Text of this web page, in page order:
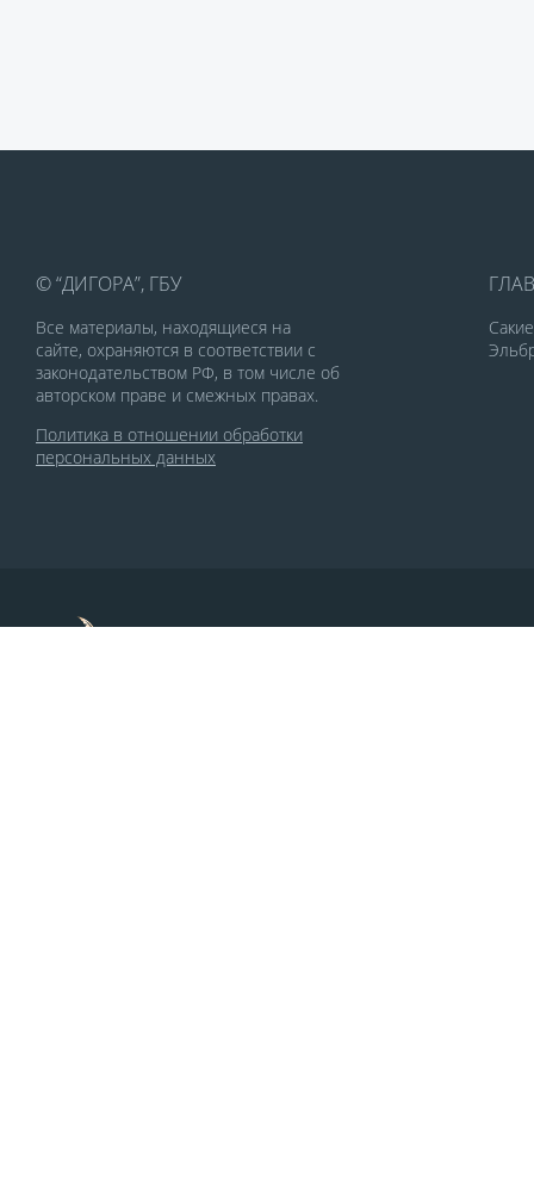
© “ДИГОРА”, ГБУ
Все материалы, находящиеся на
сайте, охраняются в соответствии с
законодательством РФ, в том числе об
авторском праве и смежных правах.
Политика в отношении обработки
персональных данных